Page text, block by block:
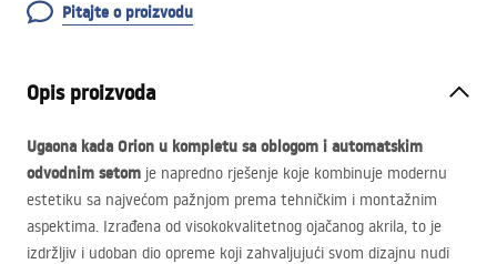
Pitajte o proizvodu
Opis proizvoda
Ugaona kada Orion u kompletu sa oblogom i automatskim
odvodnim setom je napredno rješenje koje kombinuje modernu
estetiku sa najvećom pažnjom prema tehničkim i montažnim
aspektima. Izrađena od visokokvalitetnog ojačanog akrila, to je
izdržljiv i udoban dio opreme koji zahvaljujući svom dizajnu nudi